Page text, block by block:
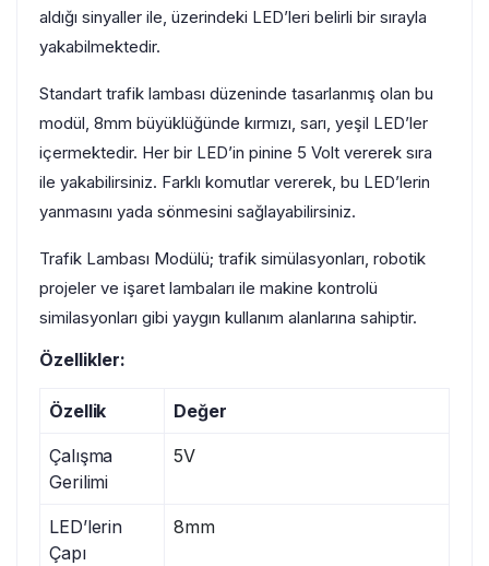
aldığı sinyaller ile, üzerindeki LED’leri belirli bir sırayla
yakabilmektedir.
Standart trafik lambası düzeninde tasarlanmış olan bu
modül, 8mm büyüklüğünde kırmızı, sarı, yeşil LED’ler
içermektedir. Her bir LED’in pinine 5 Volt vererek sıra
ile yakabilirsiniz. Farklı komutlar vererek, bu LED’lerin
yanmasını yada sönmesini sağlayabilirsiniz.
Trafik Lambası Modülü; trafik simülasyonları, robotik
projeler ve işaret lambaları ile makine kontrolü
similasyonları gibi yaygın kullanım alanlarına sahiptir.
Özellikler:
Özellik Değer
Çalışma
Gerilimi
5V
LED’lerin
Çapı
8mm